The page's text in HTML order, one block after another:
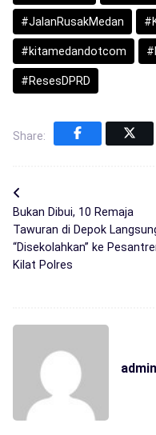
#JalanRusakMedan
#kitamedandotcom
#ResesDPRD
Share:
Bukan Dibui, 10 Remaja
Tawuran di Depok
“Disekolahkan” ke
Kilat Polres